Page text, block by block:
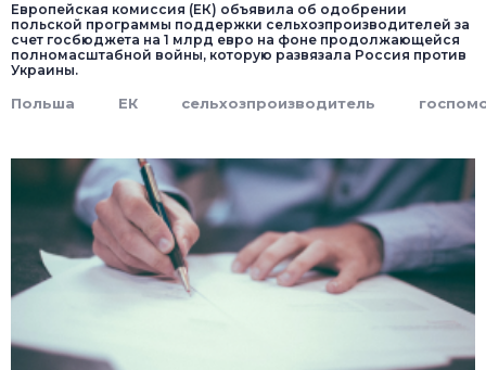
Европейская комиссия (ЕК) объявила об одобрении
польской программы поддержки сельхозпроизводителей за
счет госбюджета на 1 млрд евро на фоне продолжающейся
полномасштабной войны, которую развязала Россия против
Украины.
Польша ЕК сельхозпроизводитель